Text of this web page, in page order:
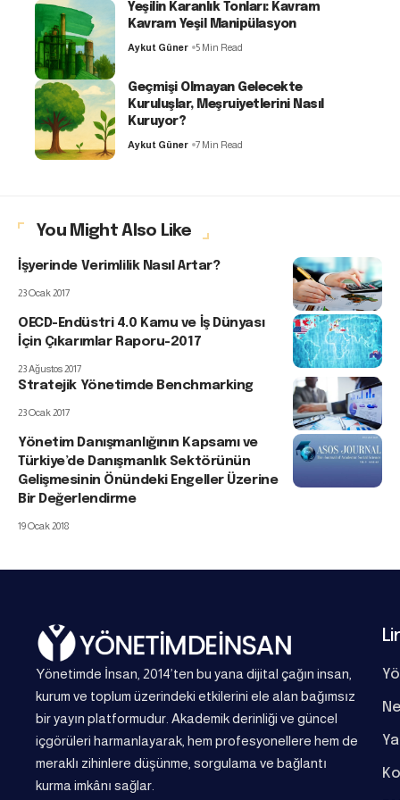
Yeşilin Karanlık Tonları: Kavram
Kavram Yeşil Manipülasyon
Aykut Güner 5 Min Read
Geçmişi Olmayan Gelecekte
Kuruluşlar, Meşruiyetlerini Nasıl
Kuruyor?
Aykut Güner 7 Min Read
You Might Also Like
İşyerinde Verimlilik Nasıl Artar?
23 Ocak 2017
OECD-Endüstri 4.0 Kamu ve İş Dünyası
İçin Çıkarımlar Raporu-2017
23 Ağustos 2017
Stratejik Yönetimde Benchmarking
23 Ocak 2017
Yönetim Danışmanlığının Kapsamı ve
Türkiye’de Danışmanlık Sektörünün
Gelişmesinin Önündeki Engeller Üzerine
Bir Değerlendirme
19 Ocak 2018
Yönetimde İnsan, 2014’ten bu yana dijital çağın insan,
kurum ve toplum üzerindeki etkilerini ele alan bağımsız
bir yayın platformudur. Akademik derinliği ve güncel
içgörüleri harmanlayarak, hem profesyonellere hem de
meraklı zihinlere düşünme, sorgulama ve bağlantı
kurma imkânı sağlar.